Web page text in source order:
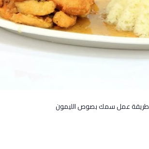
طريقة عمل سمك بصوص الليمون